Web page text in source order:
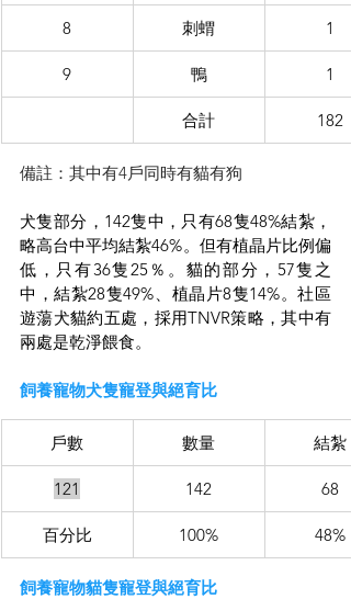
8 刺蝟 1
9 鴨 1
合計 182
備註：其中有4戶同時有貓有狗
犬隻部分，142隻中，只有68隻48%結紮，
略高台中平均結紮46%。但有植晶片比例偏
低，只有36隻25％。貓的部分，57隻之
中，結紮28隻49%、植晶片8隻14%。社區
遊蕩犬貓約五處，採用TNVR策略，其中有
兩處是乾淨餵食。
飼養寵物犬隻寵登與絕育比
戶數 數量 結紮
121 142 68
百分比 100% 48%
飼養寵物貓隻寵登與絕育比